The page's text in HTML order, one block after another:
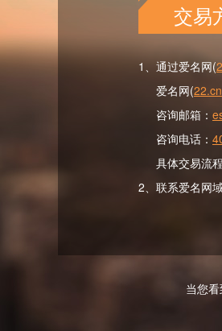
交易
1、通过爱名网(
爱名网(22.cn
咨询邮箱：
咨询电话：
具体交易流
2、联系爱名网
当您